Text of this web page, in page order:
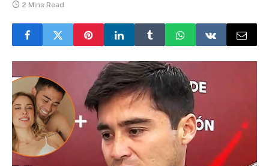
2 Mins Read